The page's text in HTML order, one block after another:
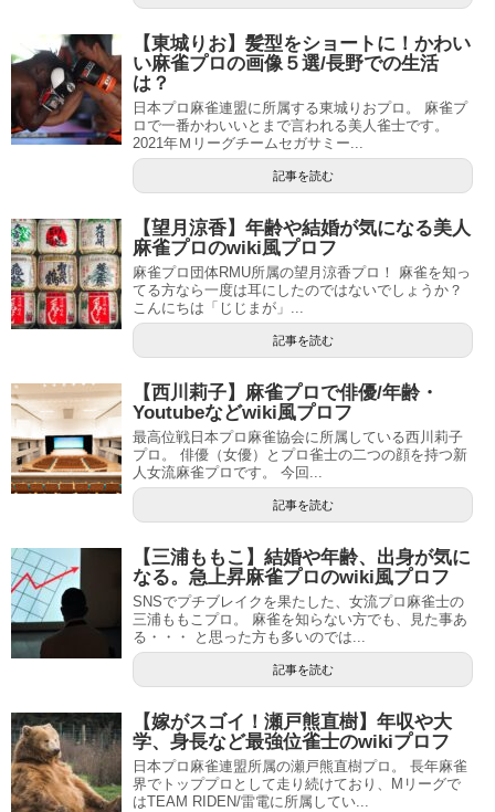
【東城りお】髪型をショートに！かわい
い麻雀プロの画像５選/長野での生活
は？
日本プロ麻雀連盟に所属する東城りおプロ。 麻雀プ
ロで一番かわいいとまで言われる美人雀士です。
2021年Ｍリーグチームセガサミー...
記事を読む
【望月涼香】年齢や結婚が気になる美人
麻雀プロのwiki風プロフ
麻雀プロ団体RMU所属の望月涼香プロ！ 麻雀を知っ
てる方なら一度は耳にしたのではないでしょうか？
こんにちは「じじまが」...
記事を読む
【西川莉子】麻雀プロで俳優/年齢・
Youtubeなどwiki風プロフ
最高位戦日本プロ麻雀協会に所属している西川莉子
プロ。 俳優（女優）とプロ雀士の二つの顔を持つ新
人女流麻雀プロです。 今回...
記事を読む
【三浦ももこ】結婚や年齢、出身が気に
なる。急上昇麻雀プロのwiki風プロフ
SNSでプチブレイクを果たした、女流プロ麻雀士の
三浦ももこプロ。 麻雀を知らない方でも、見た事あ
る・・・ と思った方も多いのでは...
記事を読む
【嫁がスゴイ！瀬戸熊直樹】年収や大
学、身長など最強位雀士のwikiプロフ
日本プロ麻雀連盟所属の瀬戸熊直樹プロ。 長年麻雀
界でトッププロとして走り続けており、Mリーグで
はTEAM RIDEN/雷電に所属してい...